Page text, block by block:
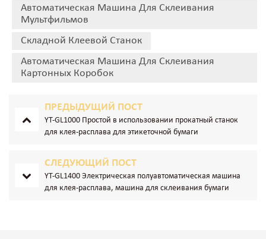
Автоматическая Машина Для Склеивания
Мультфильмов
Складной Клеевой Станок
Автоматическая Машина Для Склеивания
Картонных Коробок
ПРЕДЫДУЩИЙ ПОСТ
YT-GL1000 Простой в использовании прокатный станок
для клея-расплава для этикеточной бумаги
СЛЕДУЮЩИЙ ПОСТ
YT-GL1400 Электрическая полуавтоматическая машина
для клея-расплава, машина для склеивания бумаги